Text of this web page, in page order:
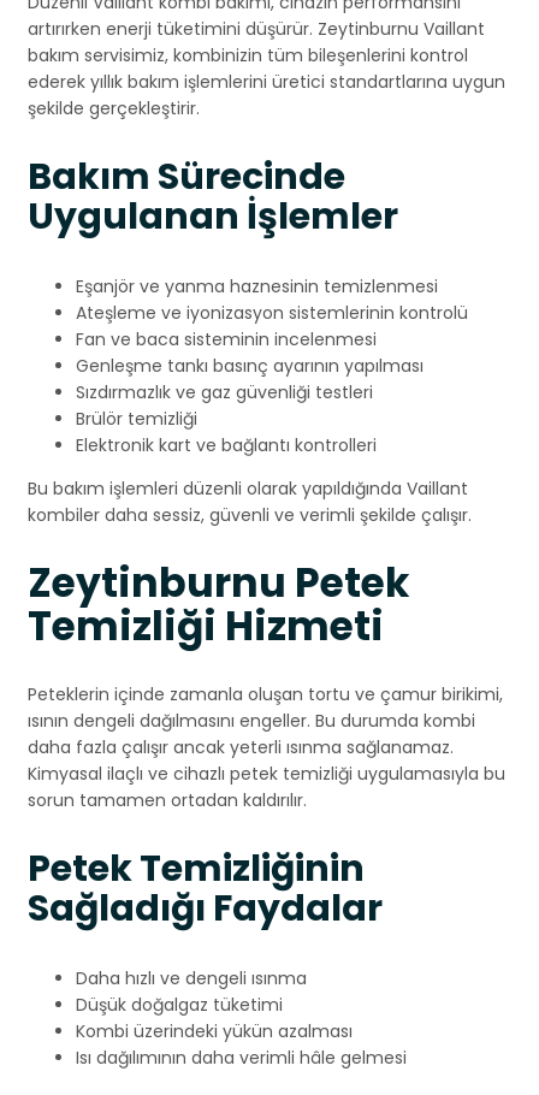
artırırken enerji tüketimini düşürür. Zeytinburnu Vaillant
bakım servisimiz, kombinizin tüm bileşenlerini kontrol
ederek yıllık bakım işlemlerini üretici standartlarına uygun
şekilde gerçekleştirir.
Bakım Sürecinde
Uygulanan İşlemler
Eşanjör ve yanma haznesinin temizlenmesi
Ateşleme ve iyonizasyon sistemlerinin kontrolü
Fan ve baca sisteminin incelenmesi
Genleşme tankı basınç ayarının yapılması
Sızdırmazlık ve gaz güvenliği testleri
Brülör temizliği
Elektronik kart ve bağlantı kontrolleri
Bu bakım işlemleri düzenli olarak yapıldığında Vaillant
kombiler daha sessiz, güvenli ve verimli şekilde çalışır.
Zeytinburnu Petek
Temizliği Hizmeti
Peteklerin içinde zamanla oluşan tortu ve çamur birikimi,
ısının dengeli dağılmasını engeller. Bu durumda kombi
daha fazla çalışır ancak yeterli ısınma sağlanamaz.
Kimyasal ilaçlı ve cihazlı petek temizliği uygulamasıyla bu
sorun tamamen ortadan kaldırılır.
Petek Temizliğinin
Sağladığı Faydalar
Daha hızlı ve dengeli ısınma
Düşük doğalgaz tüketimi
Kombi üzerindeki yükün azalması
Isı dağılımının daha verimli hâle gelmesi